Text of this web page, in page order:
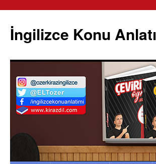
İngilizce Konu